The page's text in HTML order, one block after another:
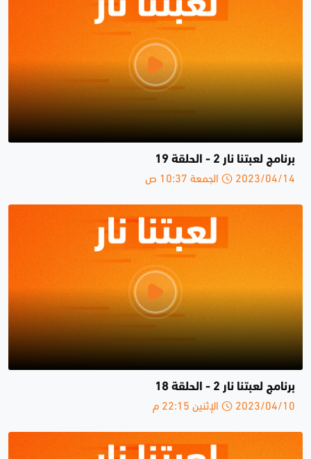
برنامج لعبتنا نار 2 - الحلقة 19
2023/04/14 الجمعة 10:37 ص
برنامج لعبتنا نار 2 - الحلقة 18
2023/04/10 الإثنين 22:15 م